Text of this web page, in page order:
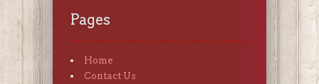
Pages
Home
Contact Us